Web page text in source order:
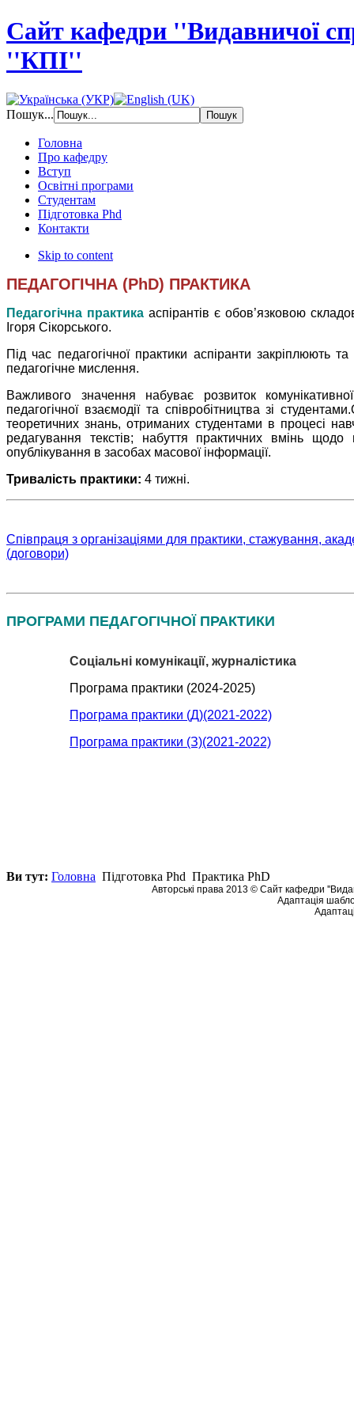
Сайт кафедри ''Видавничої
''КПІ''
Пошук...
Головна
Про кафедру
Вступ
Освітні програми
Студентам
Підготовка Phd
Контакти
Skip to content
ПЕДАГОГІЧНА (PhD) ПРАКТИКА
Педагогічна практика аспірантів є обов’язковою
Ігоря Сікорського.
Під час педагогічної практики аспіранти закріплюють
педагогічне мислення.
Важливого значення набуває розвиток
педагогічної взаємодії та співробітництва зі
теоретичних знань, отриманих студентами в процесі
редагування текстів; набуття практичних вмінь
опублікування в засобах масової інформації.
Тривалість практики: 4 тижні.
Співпраця з організаціями для практики, стажування,
(договори)
ПРОГРАМИ ПЕДАГОГІЧНОЇ ПРАКТИКИ
Соціальні комунікації, журналістика
Програма практики (2024-2025)
Програма практики (Д)(2021-2022)
Програма практики (З)(2021-2022)
Ви тут: Головна Підготовка Phd Практика PhD
Авторські права 2013 © Сайт кафедри
Адаптація